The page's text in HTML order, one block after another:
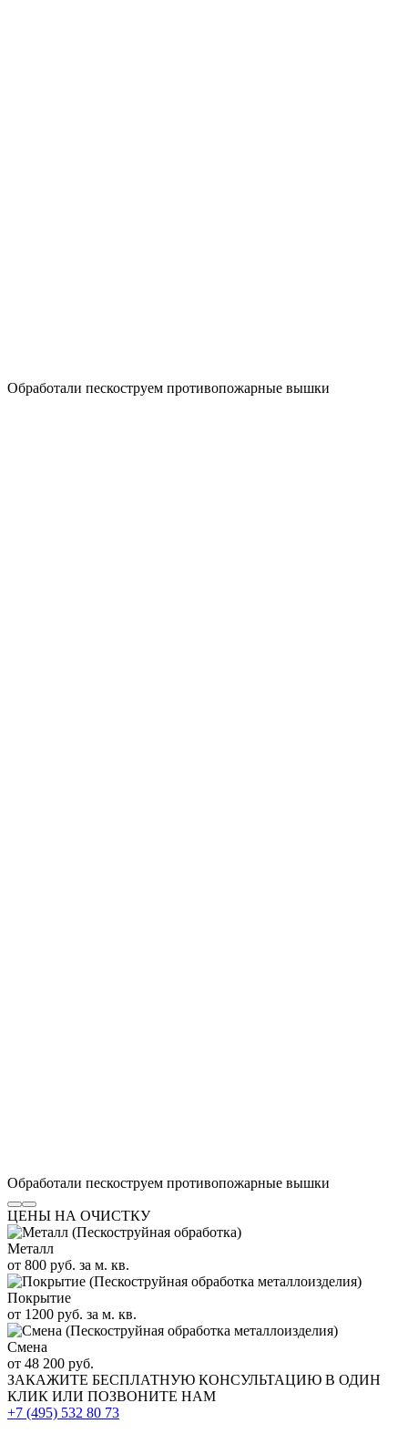
Обработали пескоструем противопожарные вышки
Обработали пескоструем противопожарные вышки
ЦЕНЫ НА ОЧИСТКУ
Металл
от 800 руб. за м. кв.
Покрытие
от 1200 руб. за м. кв.
Смена
от 48 200 руб.
ЗАКАЖИТЕ БЕСПЛАТНУЮ КОНСУЛЬТАЦИЮ В ОДИН
КЛИК ИЛИ ПОЗВОНИТЕ НАМ
+7 (495) 532 80 73